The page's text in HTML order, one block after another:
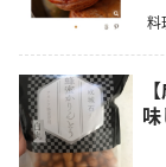
料